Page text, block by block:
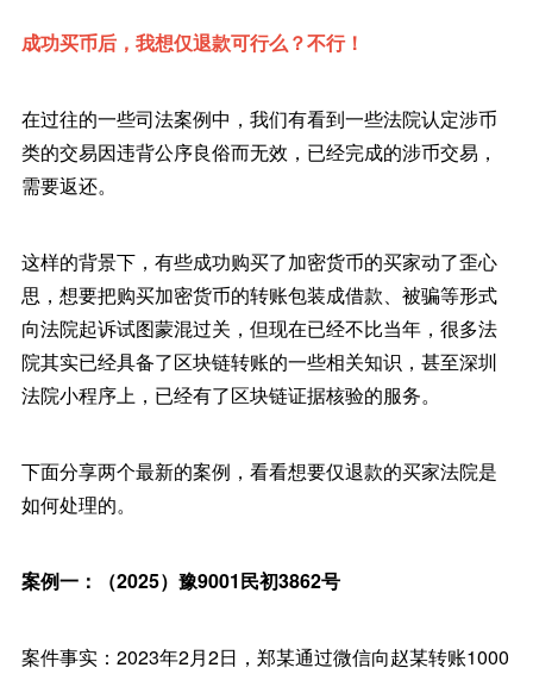
成功买币后，我想仅退款可行么？不行！
在过往的一些司法案例中，我们有看到一些法院认定涉币
类的交易因违背公序良俗而无效，已经完成的涉币交易，
需要返还。
这样的背景下，有些成功购买了加密货币的买家动了歪心
思，想要把购买加密货币的转账包装成借款、被骗等形式
向法院起诉试图蒙混过关，但现在已经不比当年，很多法
院其实已经具备了区块链转账的一些相关知识，甚至深圳
法院小程序上，已经有了区块链证据核验的服务。
下面分享两个最新的案例，看看想要仅退款的买家法院是
如何处理的。
案例一：（2025）豫9001民初3862号
案件事实：2023年2月2日，郑某通过微信向赵某转账1000